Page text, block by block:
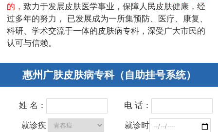
的， 致力于发展皮肤医学事业，保障人民皮肤健康，经
过多年的努力， 已发展成为一所集预防、医疗、康复、
科研、学术交流于一体的皮肤病专科，深受广大市民的
认可与信赖。
惠州广肤皮肤病专科（自助挂号系统）
姓 名： 电 话：
就诊疾
就诊时